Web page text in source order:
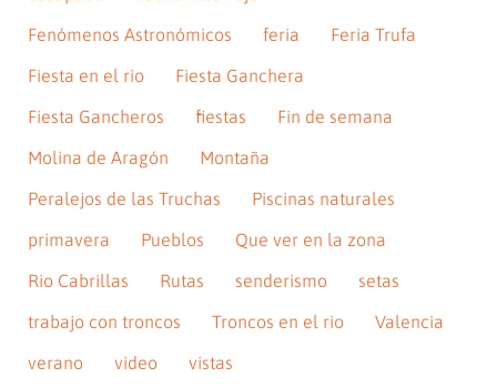
Fenómenos Astronómicos feria Feria Trufa
Fiesta en el rio Fiesta Ganchera
Fiesta Gancheros fiestas Fin de semana
Molina de Aragón Montaña
Peralejos de las Truchas Piscinas naturales
primavera Pueblos Que ver en la zona
Rio Cabrillas Rutas senderismo setas
trabajo con troncos Troncos en el rio Valencia
verano video vistas